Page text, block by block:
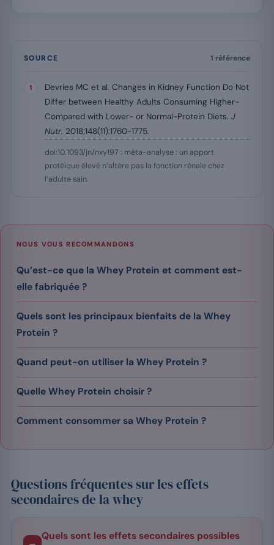
SOURCE 1 référence
Devries MC et al. Changes in Kidney Function Do Not
Differ between Healthy Adults Consuming Higher-
Compared with Lower- or Normal-Protein Diets. J
Nutr. 2018;148(11):1760-1775.
doi:10.1093/jn/nxy197 : méta-analyse : un apport
protéique élevé n’altère pas la fonction rénale chez
l’adulte sain.
NOUS VOUS RECOMMANDONS
Qu’est-ce que la Whey Protein et comment est-
elle fabriquée ?
Quels sont les principaux bienfaits de la Whey
Protein ?
Quand peut-on utiliser la Whey Protein ?
Quelle Whey Protein choisir ?
Comment consommer sa Whey Protein ?
Questions fréquentes sur les effets
secondaires de la whey
Quels sont les effets secondaires possibles